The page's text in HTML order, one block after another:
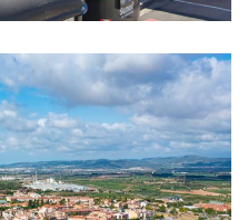
Presenta Més
A
Pla Territorial